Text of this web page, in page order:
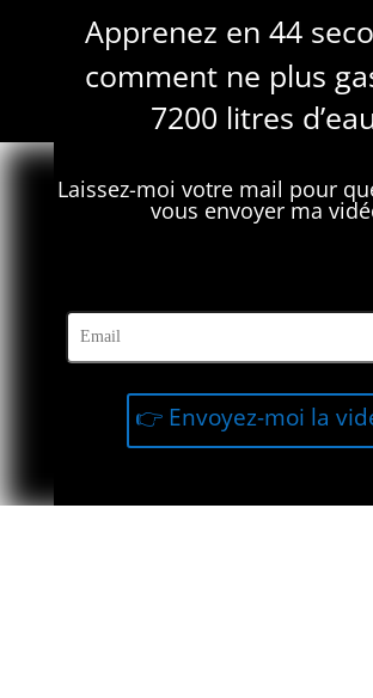
Apprenez en 44
comment ne plus
7200 litres
Laissez-moi votre mail pour
vous envoyer ma